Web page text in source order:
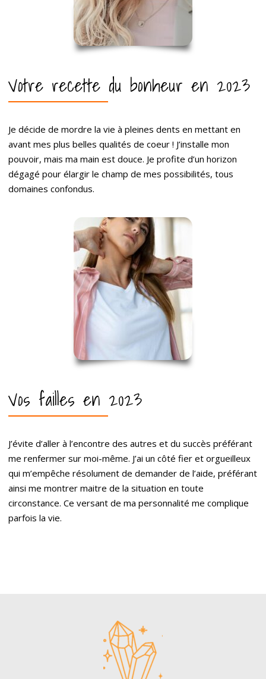
Votre recette du bonheur en 2023
Je décide de mordre la vie à pleines dents en mettant en
avant mes plus belles qualités de coeur ! J’installe mon
pouvoir, mais ma main est douce. Je profite d’un horizon
dégagé pour élargir le champ de mes possibilités, tous
domaines confondus.
Vos failles en 2023
J’évite d’aller à l’encontre des autres et du succès préférant
me renfermer sur moi-même. J’ai un côté fier et orgueilleux
qui m’empêche résolument de demander de l’aide, préférant
ainsi me montrer maitre de la situation en toute
circonstance. Ce versant de ma personnalité me complique
parfois la vie.